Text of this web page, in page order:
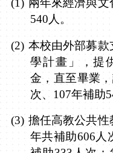
(1) 兩年來經濟與
540 人。
(2) 本校由外部募
學計畫」，提
金，直至畢業
次、 107年補助
(3) 擔任高教公共
年共補助606人